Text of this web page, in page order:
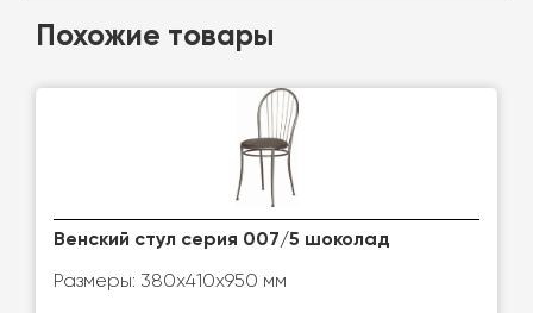
Похожие товары
Венский стул серия 007/5 шоколад
Размеры: 380x410x950 мм